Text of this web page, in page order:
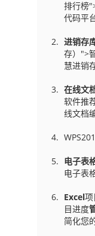
排行榜
代码平
进销存
存）">
慧进销
在线文
软件推
线文档
电子表
电子表
Excel
目进度
简化您